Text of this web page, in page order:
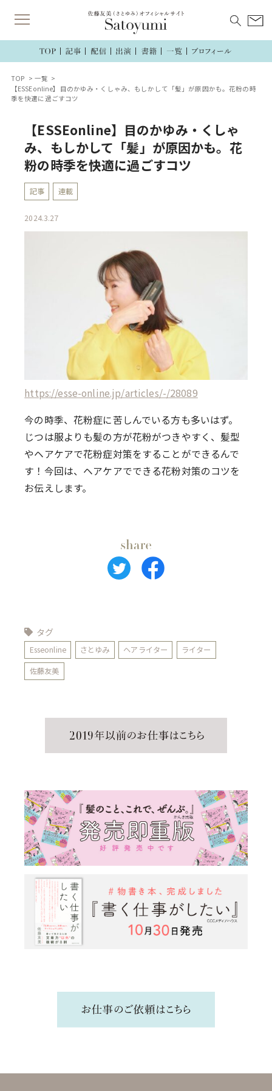
TOP
一覧
【ESSEonline】目のかゆみ・くしゃみ、もしかして「髪」が原因かも。花粉の時
季を快適に過ごすコツ
【ESSEonline】目のかゆみ・くしゃ
み、もしかして「髪」が原因かも。花
粉の時季を快適に過ごすコツ
記事 連載
2024.3.27
https://esse-online.jp/articles/-/28089
今の時季、花粉症に苦しんでいる方も多いはず。
じつは服よりも髪の方が花粉がつきやすく、髪型
やヘアケアで花粉症対策をすることができるんで
す！今回は、ヘアケアでできる花粉対策のコツを
お伝えします。
タグ
Esseonline さとゆみ ヘアライター
ライター
佐藤友美